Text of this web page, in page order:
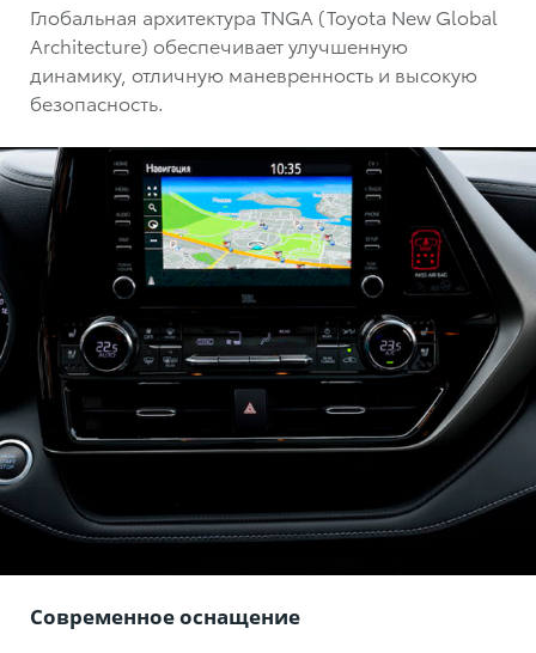
Глобальная архитектура TNGA (Toyota New Global
Architecture) обеспечивает улучшенную
динамику, отличную маневренность и высокую
безопасность.
Современное оснащение